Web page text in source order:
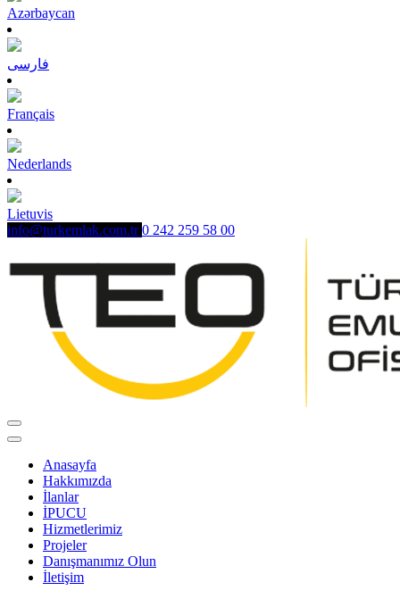
Azərbaycan
فارسی
Français
Nederlands
Lietuvis
info@turkemlak.com.tr 0 242 259 58 00
Anasayfa
Hakkımızda
İlanlar
İPUCU
Hizmetlerimiz
Projeler
Danışmanımız Olun
İletişim